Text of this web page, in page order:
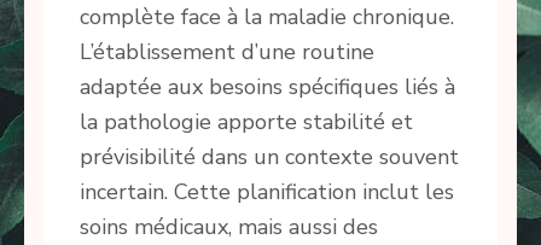
complète face à la maladie chronique.
L’établissement d’une routine
adaptée aux besoins spécifiques liés à
la pathologie apporte stabilité et
prévisibilité dans un contexte souvent
incertain. Cette planification inclut les
soins médicaux, mais aussi des